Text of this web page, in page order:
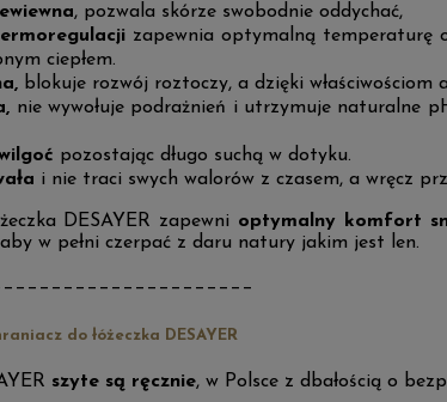
, pozwala skórze swobodnie oddychać,
zapewnia optymalną temperaturę
ciepłem.
blokuje rozwój roztoczy, a dzięki
nie wywołuje podrażnień i utrzymuje naturalne
pozostając długo suchą w dotyku.
i nie traci swych walorów z czasem, a wręcz
DESAYER zapewni optymalny komfort
aby w pełni czerpać z daru natury jakim jest len.
do łóżeczka DESAYER
szyte są ręcznie, w Polsce z dbałością o